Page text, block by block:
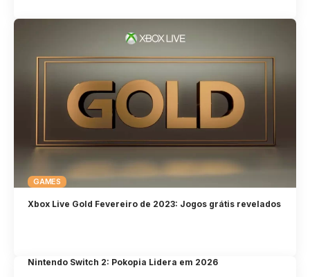
GAMES
Xbox Live Gold Fevereiro de 2023: Jogos grátis revelados
Nintendo Switch 2: Pokopia Lidera em 2026